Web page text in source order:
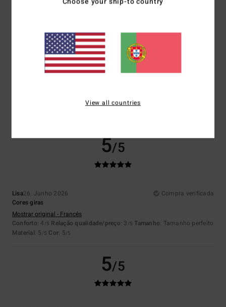
4.0 3.5
Tamanho
Muito pequenoDemasiado grande
5/5
Lisa26. Junho 2026
Compra verificada
Cores giras
Mostrar original - Francês
Conforto: 4 /5 Relação qualidade/preço: 3 /5 Tamanho: Tamanho perfeito
Material: 5 /5 Cor: 5/5
5/5
View all countries